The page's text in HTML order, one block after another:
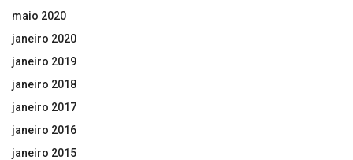
maio 2020
janeiro 2020
janeiro 2019
janeiro 2018
janeiro 2017
janeiro 2016
janeiro 2015